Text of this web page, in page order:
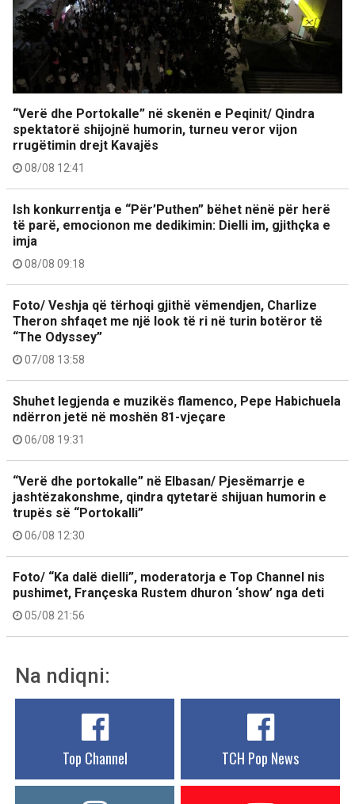
“Verë dhe Portokalle” në skenën e Peqinit/ Qindra
spektatorë shijojnë humorin, turneu veror vijon
rrugëtimin drejt Kavajës
08/08 12:41
Ish konkurrentja e “Për’Puthen” bëhet nënë për herë
të parë, emocionon me dedikimin: Dielli im, gjithçka e
imja
08/08 09:18
Foto/ Veshja që tërhoqi gjithë vëmendjen, Charlize
Theron shfaqet me një look të ri në turin botëror të
“The Odyssey”
07/08 13:58
Shuhet legjenda e muzikës flamenco, Pepe Habichuela
ndërron jetë në moshën 81-vjeçare
06/08 19:31
“Verë dhe portokalle” në Elbasan/ Pjesëmarrje e
jashtëzakonshme, qindra qytetarë shijuan humorin e
trupës së “Portokalli”
06/08 12:30
Foto/ “Ka dalë dielli”, moderatorja e Top Channel nis
pushimet, Françeska Rustem dhuron ‘show’ nga deti
05/08 21:56
Na ndiqni:
Top Channel TCH Pop News